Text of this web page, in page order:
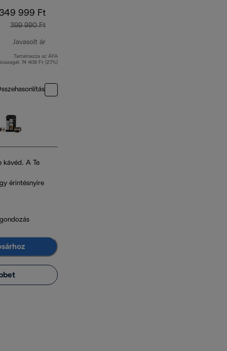
999 Ft
399 990 Ft
Javasolt ár
eredeti ár 399 990 Ft
Tartalmazza az ÁFA
összegét 74 409 Ft (27%)
kávéd. A Te
érintésnyire